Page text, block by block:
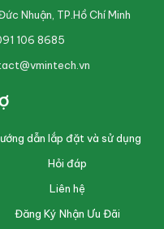
Nhuận, TP.Hồ Chí Minh
106 8685
dẫn lắp đặt và sử dụng
Hỏi đáp
Liên hệ
Đăng Ký Nhận Ưu Đãi